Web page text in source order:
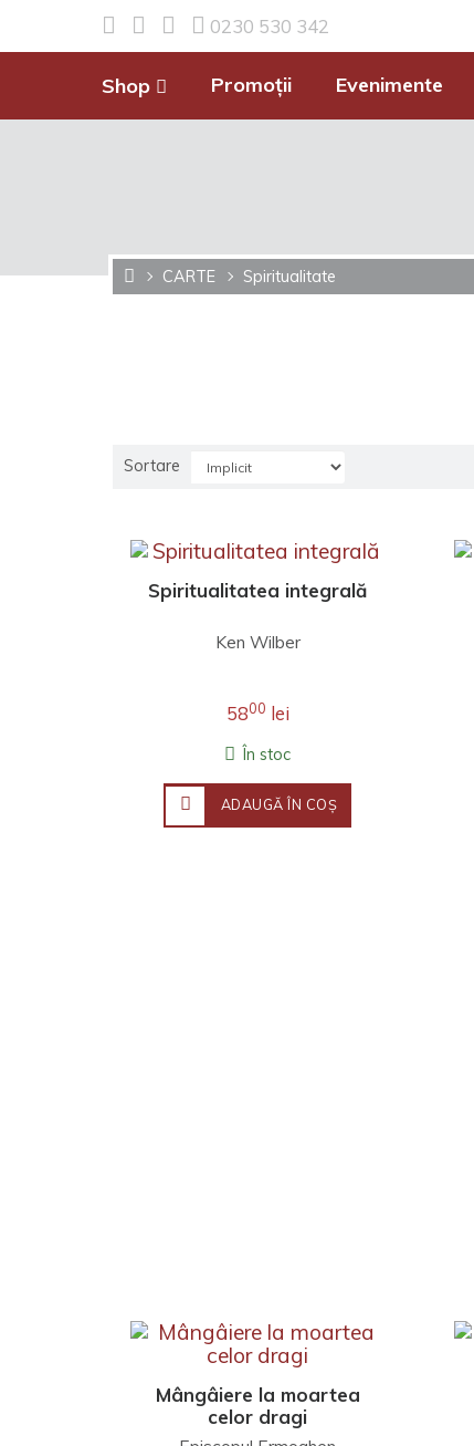
0230 530 342
Shop Promoții Evenimente
CARTE Spiritualitate
Sortare
Spiritualitatea integrală
Ken Wilber
5800 lei
În stoc
ADAUGĂ ÎN COŞ
Mângâiere la moartea
celor dragi